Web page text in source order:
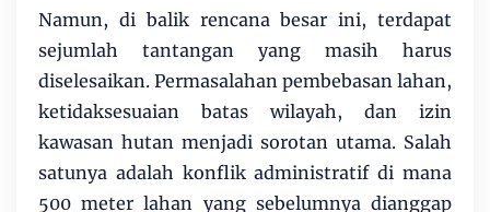
Namun, di balik rencana besar ini, terdapat
sejumlah tantangan yang masih harus
diselesaikan. Permasalahan pembebasan lahan,
ketidaksesuaian batas wilayah, dan izin
kawasan hutan menjadi sorotan utama. Salah
satunya adalah konflik administratif di mana
500 meter lahan yang sebelumnya dianggap